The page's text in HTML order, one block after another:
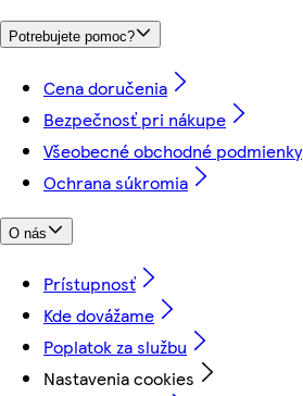
Potrebujete pomoc?
Cena doručenia
Bezpečnosť pri nákupe
Všeobecné obchodné podmienky
Ochrana súkromia
O nás
Prístupnosť
Kde dovážame
Poplatok za službu
Nastavenia cookies